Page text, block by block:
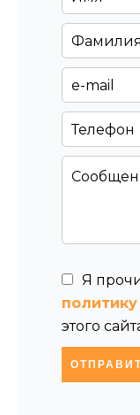
Я
этого